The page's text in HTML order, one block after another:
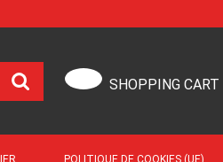
SHOPPING CART
POLITIQUE DE COOKIES (UE)